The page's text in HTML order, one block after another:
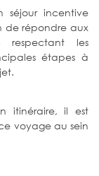
séjour incentive
de répondre aux
respectant les
étapes à
itinéraire, il est
voyage au sein